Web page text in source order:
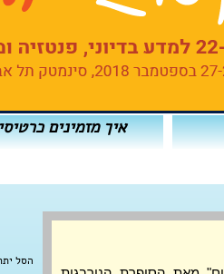
איך מזמינים
הסל